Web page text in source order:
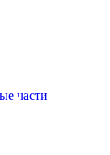
части